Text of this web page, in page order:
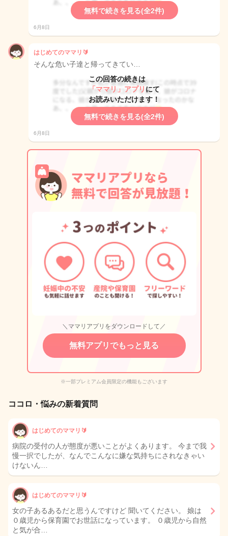
無料で続きを見る(全2件)
6月8日
はじめてのママリ🔰
そんな危い子達と帰ってきてい…
この回答の続きは
「ママリ」アプリ にて
お読みいただけます！
無料で続きを見る(全2件)
6月8日
＼ママリアプリをダウンロードして／
無料アプリでもっと見る
※一部プレミアム会員限定の機能もございます
ココロ・悩みの新着質問
はじめてのママリ🔰
病院の受付の人が態度が悪いことがよくあります。 今まで我
慢一択でしたが、なんでこんなに嫌な気持ちにされなきゃい
けないん…
はじめてのママリ🔰
女の子あるあるだと思うんですけど 聞いてください。 娘は
０歳児から保育園でお世話になっています。 ０歳児から自然
と気が合…